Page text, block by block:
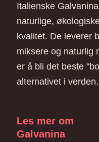
Italienske
naturlige,
kvalitet. De leverer
miksere og naturlig
er å bli det beste
alternativet i verden.
Les mer om
Galvanina